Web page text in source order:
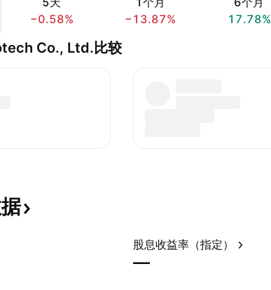
−0.58%
−13.87%
17.78%
Co., Ltd.比较
股息收益率（指定）
—